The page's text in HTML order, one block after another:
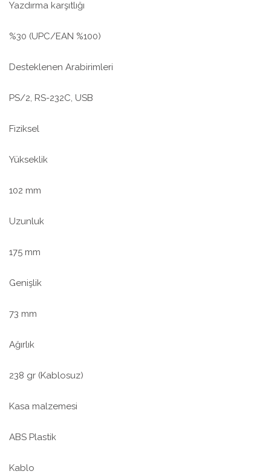
Yazdırma karşıtlığı
%30 (UPC/EAN %100)
Desteklenen Arabirimleri
PS/2, RS-232C, USB
Fiziksel
Yükseklik
102 mm
Uzunluk
175 mm
Genişlik
73 mm
Ağırlık
238 gr (Kablosuz)
Kasa malzemesi
ABS Plastik
Kablo